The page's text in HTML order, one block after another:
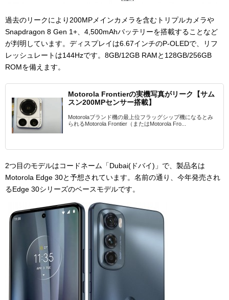
過去のリークにより200MPメインカメラを含むトリプルカメラや
Snapdragon 8 Gen 1+、4,500mAhバッテリーを搭載することなど
が判明しています。ディスプレイは6.67インチのP-OLEDで、リフ
レッシュレートは144Hzです。8GB/12GB RAMと128GB/256GB
ROMを備えます。
Motorola Frontierの実機写真がリーク【サム
スン200MPセンサー搭載】
Motorolaブランド機の最上位フラッグシップ機になるとみ
られるMotorola Frontier（またはMotorola Fro...
2つ目のモデルはコードネーム「Dubai(ドバイ)」で、製品名は
Motorola Edge 30と予想されています。名前の通り、今年発売され
るEdge 30シリーズのベースモデルです。